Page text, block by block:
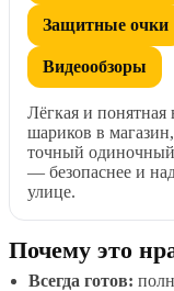
Защитные очки
Видеообзоры
Лёгкая и понятная
шариков в
точный одиночный
— безопаснее и
улице.
Почему это
Всегда готов: